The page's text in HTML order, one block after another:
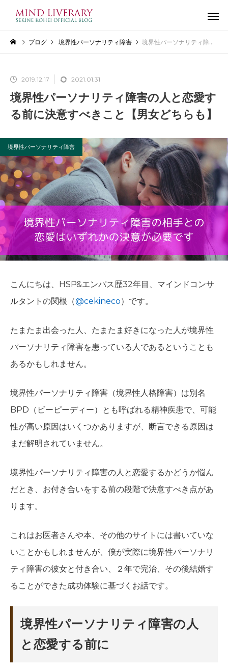
ブログ 境界性パーソナリティ障害 境界性パーソナリティ障害の人と恋愛する前に決意すべきこと【男女どちらも】
2019.12.17 2021.01.31
境界性パーソナリティ障害の人と恋愛す
る前に決意すべきこと【男女どちらも】
境界性パーソナリティ障害
こんにちは、HSP&エンパス歴32年目、マインドコンサ
ルタントの関根（@cekineco）です。
たまたま出会った人、たまたま好きになった人が境界性
パーソナリティ障害を患っている人であるということも
あるかもしれません。
境界性パーソナリティ障害（境界性人格障害）は別名
BPD（ビーピーディー）とも呼ばれる精神疾患で、可能
性が高い原因はいくつかありますが、断言できる原因は
まだ解明されていません。
境界性パーソナリティ障害の人と恋愛するかどうか悩ん
だとき、お付き合いをする前の段階で決意すべき点があ
ります。
これはお医者さんや本、その他のサイトには書いていな
いことかもしれませんが、僕が実際に境界性パーソナリ
ティ障害の彼女と付き合い、２年で完治、その後結婚す
ることができた成功体験に基づくお話です。
境界性パーソナリティ障害の人
と恋愛する前に